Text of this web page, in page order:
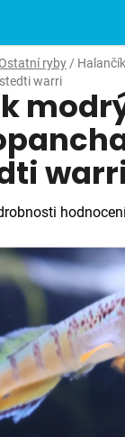
Ostatní ryby /
warri